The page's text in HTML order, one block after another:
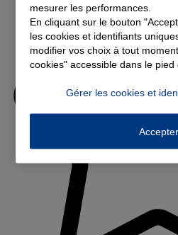
mesurer les performances.
En cliquant sur le bouton
les cookies et identifiants
modifier vos choix à tout
cookies" accessible dans le pied
Gérer les cookies et
Accepter